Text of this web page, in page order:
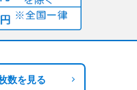
数を見る